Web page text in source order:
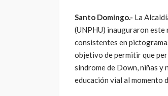
Santo Domingo.- La
(UNPHU) inauguraron
consistentes en
objetivo de permitir que
síndrome de Down, niñas y
educación vial al momento